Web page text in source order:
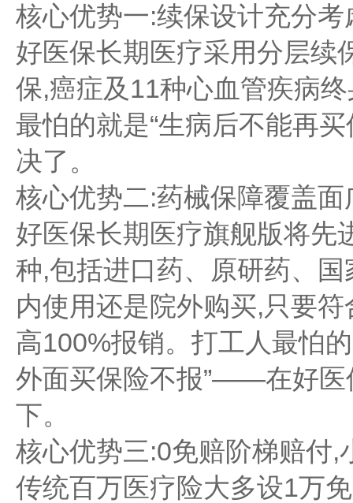
核心优势一:续保设计充分考
好医保长期医疗采用分层续
保,癌症及11种心血管疾病
最怕的就是“生病后不能再
决了。
核心优势二:药械保障覆盖面
好医保长期医疗旗舰版将先
种,包括进口药、原研药、
内使用还是院外购买,只要
高100%报销。打工人最怕
外面买保险不报”——在好医
下。
核心优势三:0免赔阶梯赔付,
传统百万医疗险大多设1万